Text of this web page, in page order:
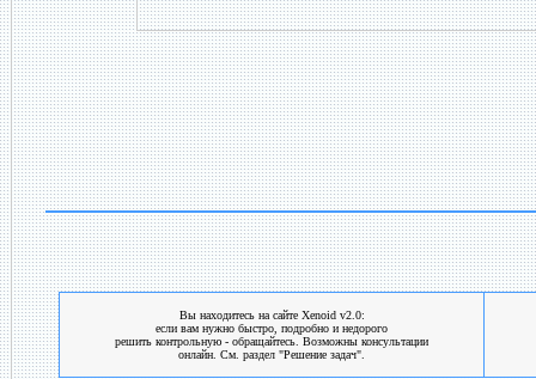
Вы находитесь на сайте Xenoid v2.0:
если вам нужно быстро, подробно и недорого
решить контрольную - обращайтесь. Возможны консультации
онлайн. См. раздел "Решение задач".